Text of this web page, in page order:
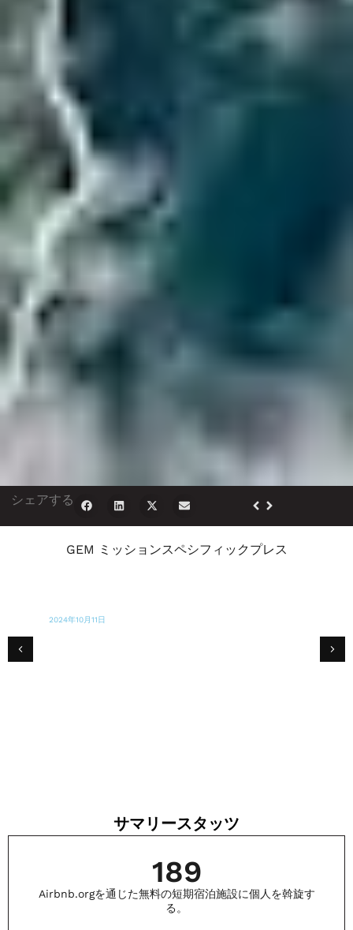
シェアする
GEM ミッションスペシフィックプレス
2024年10月11日
サマリースタッツ
Airbnb.orgを通じた無料の短期宿泊施設に個人を斡旋す
る。
189